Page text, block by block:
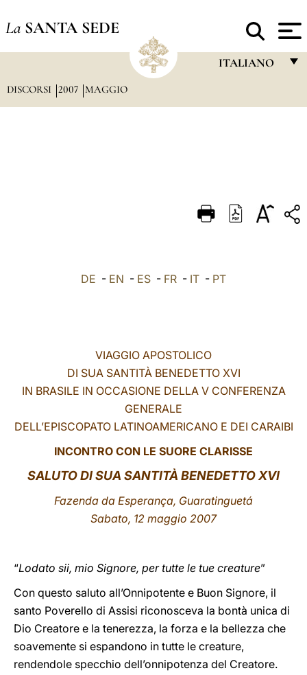
La SANTA SEDE
ITALIANO
DEUTSCH
العربيّة
DISCORSI 2007 MAGGIO
DE - EN - ES - FR - IT - PT
VIAGGIO APOSTOLICO
DI SUA SANTITÀ BENEDETTO XVI
IN BRASILE IN OCCASIONE DELLA V CONFERENZA
GENERALE
DELL’EPISCOPATO LATINOAMERICANO E DEI CARAIBI
INCONTRO CON LE SUORE CLARISSE
SALUTO DI SUA SANTITÀ BENEDETTO XVI
Fazenda da Esperança, Guaratinguetá
Sabato, 12 maggio 2007
“Lodato sii, mio Signore, per tutte le tue creature”
Con questo saluto all’Onnipotente e Buon Signore, il
santo Poverello di Assisi riconosceva la bontà unica di
Dio Creatore e la tenerezza, la forza e la bellezza che
soavemente si espandono in tutte le creature,
rendendole specchio dell’onnipotenza del Creatore.